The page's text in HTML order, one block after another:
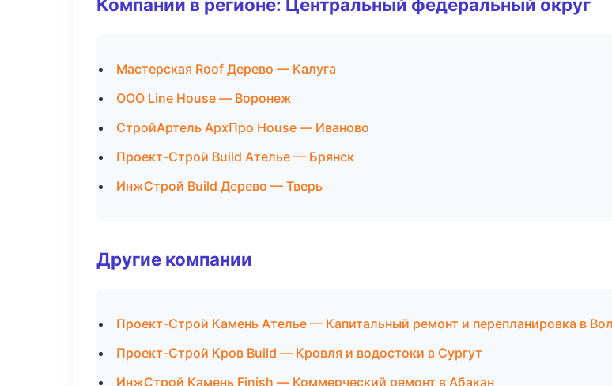
Компании в регионе: Центральный федеральный округ
Мастерская Roof Дерево — Калуга
ООО Line House — Воронеж
СтройАртель АрхПро House — Иваново
Проект-Строй Build Ателье — Брянск
ИнжСтрой Build Дерево — Тверь
Другие компании
Проект-Строй Камень Ателье — Капитальный ремонт и перепланировка в
Проект-Строй Кров Build — Кровля и водостоки в Сургут
ИнжСтрой Камень Finish — Коммерческий ремонт в Абакан